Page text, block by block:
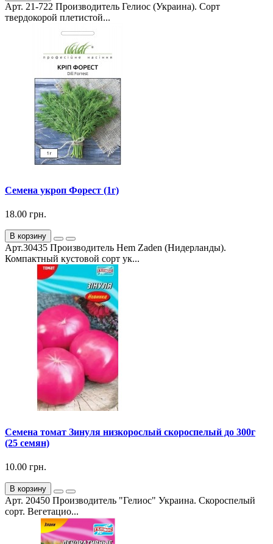
Арт. 21-722 Производитель Гелиос (Украина). Сорт
твердокорой плетистой...
Семена укроп Форест (1г)
18.00 грн.
В корзину
Арт.30435 Производитель Hem Zaden (Нидерланды).
Компактный кустовой сорт ук...
Семена томат Зинуля низкорослый скороспелый до 300г
(25 семян)
10.00 грн.
В корзину
Арт. 20450 Производитель "Гелиос" Украина. Скороспелый
сорт. Вегетацио...